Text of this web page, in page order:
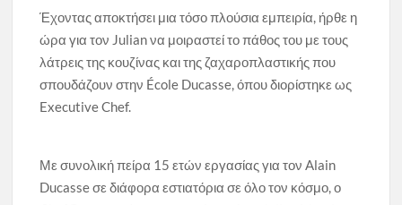
Έχοντας αποκτήσει μια τόσο πλούσια εμπειρία, ήρθε η
ώρα για τον Julian να μοιραστεί το πάθος του με τους
λάτρεις της κουζίνας και της ζαχαροπλαστικής που
σπουδάζουν στην École Ducasse, όπου διορίστηκε ως
Executive Chef.
Με συνολική πείρα 15 ετών εργασίας για τον Alain
Ducasse σε διάφορα εστιατόρια σε όλο τον κόσμο, ο